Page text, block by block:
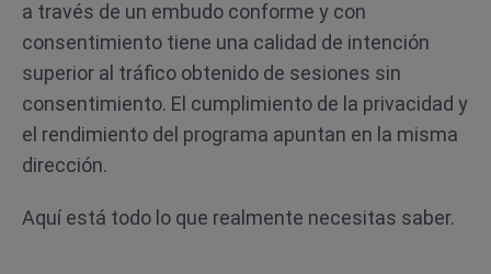
a través de un embudo conforme y con
consentimiento tiene una calidad de intención
superior al tráfico obtenido de sesiones sin
consentimiento. El cumplimiento de la privacidad y
el rendimiento del programa apuntan en la misma
dirección.
Aquí está todo lo que realmente necesitas saber.